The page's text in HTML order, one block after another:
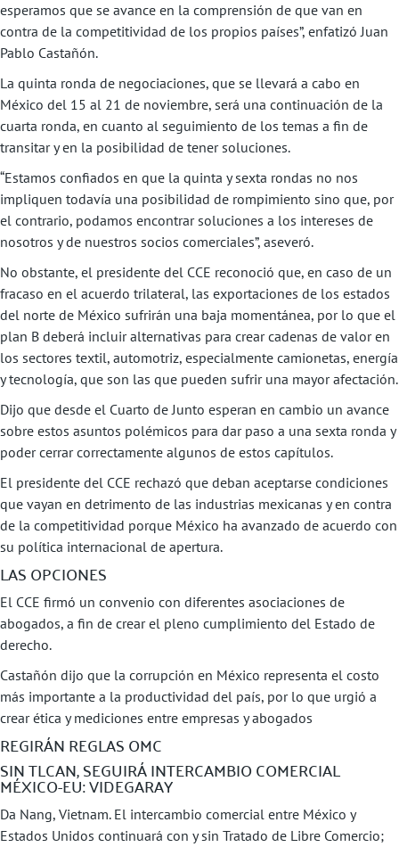
esperamos que se avance en la comprensión de que van en
contra de la competitividad de los propios países”, enfatizó Juan
Pablo Castañón.
La quinta ronda de negociaciones, que se llevará a cabo en
México del 15 al 21 de noviembre, será una continuación de la
cuarta ronda, en cuanto al seguimiento de los temas a fin de
transitar y en la posibilidad de tener soluciones.
“Estamos confiados en que la quinta y sexta rondas no nos
impliquen todavía una posibilidad de rompimiento sino que, por
el contrario, podamos encontrar soluciones a los intereses de
nosotros y de nuestros socios comerciales”, aseveró.
No obstante, el presidente del CCE reconoció que, en caso de un
fracaso en el acuerdo trilateral, las exportaciones de los estados
del norte de México sufrirán una baja momentánea, por lo que el
plan B deberá incluir alternativas para crear cadenas de valor en
los sectores textil, automotriz, especialmente camionetas, energía
y tecnología, que son las que pueden sufrir una mayor afectación.
Dijo que desde el Cuarto de Junto esperan en cambio un avance
sobre estos asuntos polémicos para dar paso a una sexta ronda y
poder cerrar correctamente algunos de estos capítulos.
El presidente del CCE rechazó que deban aceptarse condiciones
que vayan en detrimento de las industrias mexicanas y en contra
de la competitividad porque México ha avanzado de acuerdo con
su política internacional de apertura.
LAS OPCIONES
El CCE firmó un convenio con diferentes asociaciones de
abogados, a fin de crear el pleno cumplimiento del Estado de
derecho.
Castañón dijo que la corrupción en México representa el costo
más importante a la productividad del país, por lo que urgió a
crear ética y mediciones entre empresas y abogados
REGIRÁN REGLAS OMC
SIN TLCAN, SEGUIRÁ INTERCAMBIO COMERCIAL
MÉXICO-EU: VIDEGARAY
Da Nang, Vietnam. El intercambio comercial entre México y
Estados Unidos continuará con y sin Tratado de Libre Comercio;